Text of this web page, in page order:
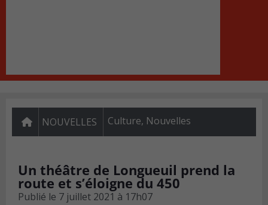
NOUVELLES Culture, Nouvelles
Un théâtre de Longueuil prend la
route et s’éloigne du 450
Publié le 7 juillet 2021 à 17h07